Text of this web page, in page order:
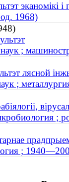
эканомікі і
1968)
;
лясной
;
;
;